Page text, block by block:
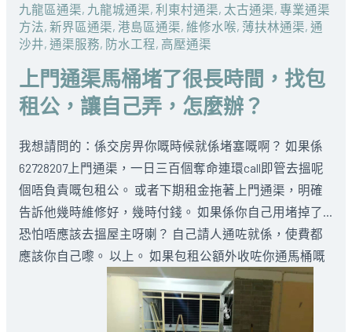
九龍區通渠, 九龍城通渠, 利東村通渠, 太古通渠, 專業通渠
方法, 新界區通渠, 港島區通渠, 維修水喉, 薄扶林通渠, 通
沙井, 通渠服務, 防水工程, 高壓通渠
上門通渠馬桶堵了很長時間，找包
租公，讓自己弄，怎麼辦？
我想請問的：係交房畀你嘅時候就係堵塞嘅啊？ 如果係
62728207上門通渠， 一日三百個奪命連環call即管去搵呢
個唔負責嘅包租公。 或者下期租金拖著 上門通渠， 明確
告訴他幾時維修好，幾時付錢。 如果係你自己用堵掉了…
恐怕唔應該去搵屋主呀喇？ 自己請人通咗就係，使費都
應該你自己嚟。 以上。 如果包租公額外收咗你通馬桶嘅